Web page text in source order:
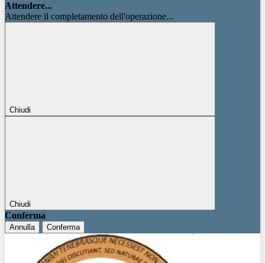
Attendere...
Attendere il completamento dell'operazione...
Chiudi
Chiudi
Conferma
Annulla Conferma